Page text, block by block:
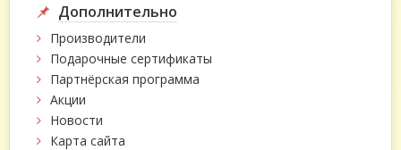
Дополнительно
Производители
Подарочные сертификаты
Партнёрская программа
Акции
Новости
Карта сайта